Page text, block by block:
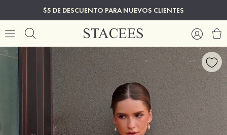
$5 DE DESCUENTO PARA NUEVOS CLIENTES